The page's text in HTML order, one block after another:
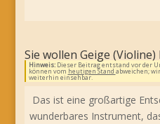
Sie wollen Geige
Hinweis:Dieser Beitrag entstand vor der
können vom heutigen Stand abweichen;
weiterhin einsehbar.
Das ist eine großartige
wunderbares Instrument,